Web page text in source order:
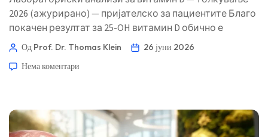
2026 (ажурирано) — пријателско за пациентите Благо
покачен резултат за 25-OH витамин D обично е
безбеден ако калциумот е нормален, нема симптоми
главно проблем со калциумот, а не со бројката. 📖 ~11
Од Prof. Dr. Thomas Klein
26 јуни 2026
Нема коментари